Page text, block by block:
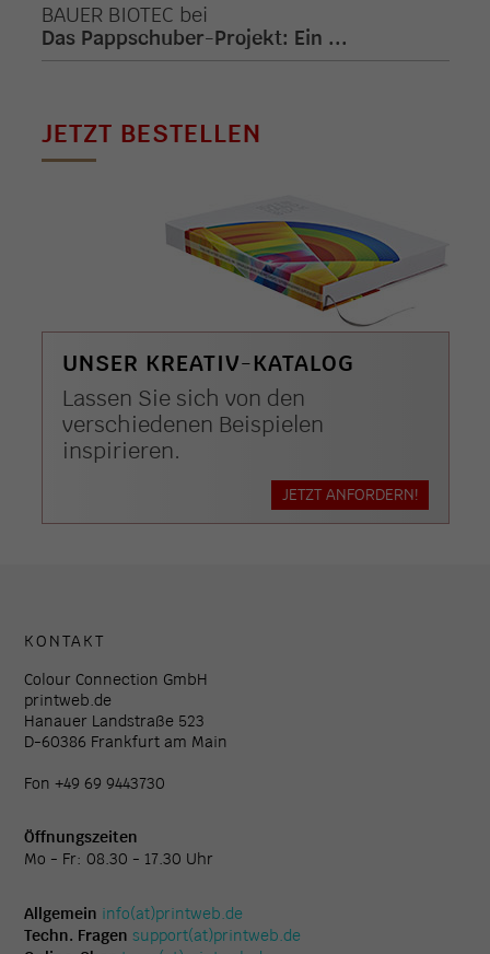
BAUER BIOTEC bei
Das Pappschuber-Projekt: Ein ...
JETZT BESTELLEN
UNSER KREATIV-KATALOG
Lassen Sie sich von den
verschiedenen Beispielen
inspirieren.
JETZT ANFORDERN!
KONTAKT
Colour Connection GmbH
printweb.de
Hanauer Landstraße 523
D-60386 Frankfurt am Main
Fon +49 69 9443730
Öffnungszeiten
Mo - Fr: 08.30 - 17.30 Uhr
Allgemein info(at)printweb.de
Techn. Fragen support(at)printweb.de